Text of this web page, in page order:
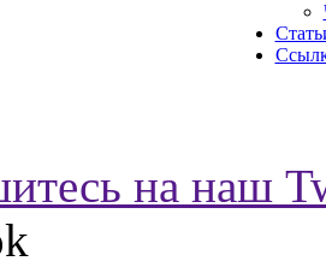
на наш